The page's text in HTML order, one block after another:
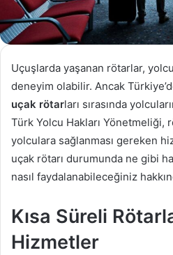
Uçuşlarda yaşanan rötarlar,
deneyim olabilir. Ancak
uçak rötarları sırasında
Türk Yolcu Hakları Yönetmeliği,
yolculara sağlanması gereken
uçak rötarı durumunda ne gibi
nasıl faydalanabileceğiniz
Kısa Süreli
Hizmetler